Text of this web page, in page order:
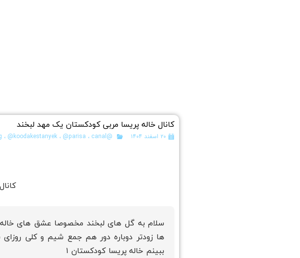
کانال خاله پریسا مربی کودکستان یک مهد لبخند
۲۰ اسفند ۱۴۰۴ @dialog ، @koodakestanyek ، @parisa ، canal
سلام به گل های لبخند مخصوصا عشق های
ها زودتر دوباره دور هم جمع شیم و کلی
ببینم خاله پریسا کودکستان ۱